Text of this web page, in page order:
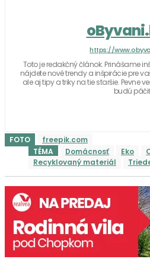
https://
Toto je redakčný článok. Prinášame
nájdete nové trendy a inšpirácie pre
ale aj tipy a triky na tie staršie. Pevne
budú
FOTO
freepik.com
TÉMA
Domácnosť Eko
Recyklovaný materiál